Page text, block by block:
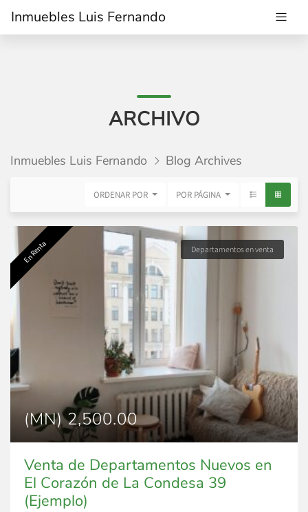
Inmuebles Luis Fernando
ARCHIVO
Inmuebles Luis Fernando Blog Archives
ORDENAR POR POR PÁGINA
En Renta Departamentos en venta
(MN) 2,500.00
Venta de Departamentos Nuevos en
El Corazón de La Condesa 39
(Ejemplo)